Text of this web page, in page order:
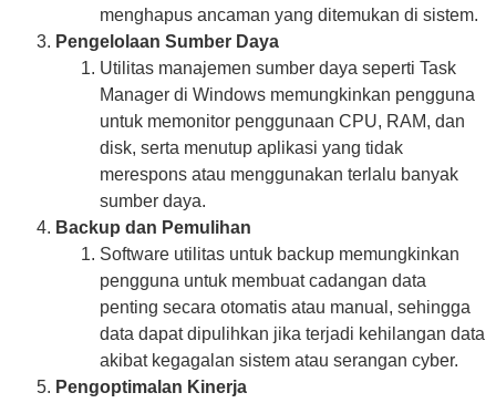
menghapus ancaman yang ditemukan di sistem.
Pengelolaan Sumber Daya
Utilitas manajemen sumber daya seperti Task
Manager di Windows memungkinkan pengguna
untuk memonitor penggunaan CPU, RAM, dan
disk, serta menutup aplikasi yang tidak
merespons atau menggunakan terlalu banyak
sumber daya.
Backup dan Pemulihan
Software utilitas untuk backup memungkinkan
pengguna untuk membuat cadangan data
penting secara otomatis atau manual, sehingga
data dapat dipulihkan jika terjadi kehilangan data
akibat kegagalan sistem atau serangan cyber.
Pengoptimalan Kinerja